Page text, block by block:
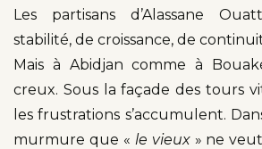
Les partisans d’Alassane
stabilité, de croissance, de
Mais à Abidjan comme à
creux. Sous la façade des tours
les frustrations s’accumulent.
murmure que « le vieux » ne